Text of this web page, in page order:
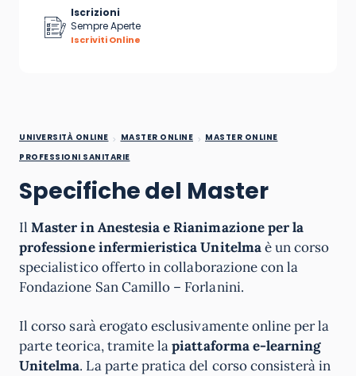
Iscrizioni
Sempre Aperte
Iscriviti Online
UNIVERSITÀ ONLINE MASTER ONLINE
MASTER ONLINE
PROFESSIONI SANITARIE
Specifiche del Master
IlMaster in Anestesia e Rianimazione per la
professione infermieristica Unitelmaè un corso
specialistico offerto in collaborazione con la
Fondazione San Camillo – Forlanini.
Il corso sarà erogato esclusivamente online per la
parte teorica, tramite lapiattaforma e-learning
Unitelma. La parte pratica del corso consisterà in